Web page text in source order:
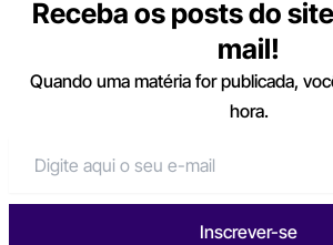
Receba os posts do
mail!
Quando uma matéria for publicada,
hora.
Inscrever-se